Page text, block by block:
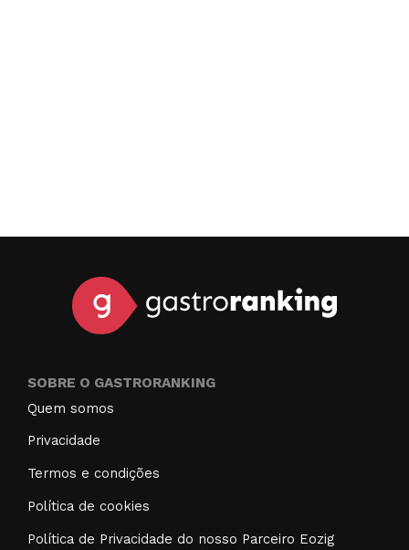
SOBRE O GASTRORANKING
Quem somos
Privacidade
Termos e condições
Política de cookies
Política de Privacidade do nosso Parceiro Eozig